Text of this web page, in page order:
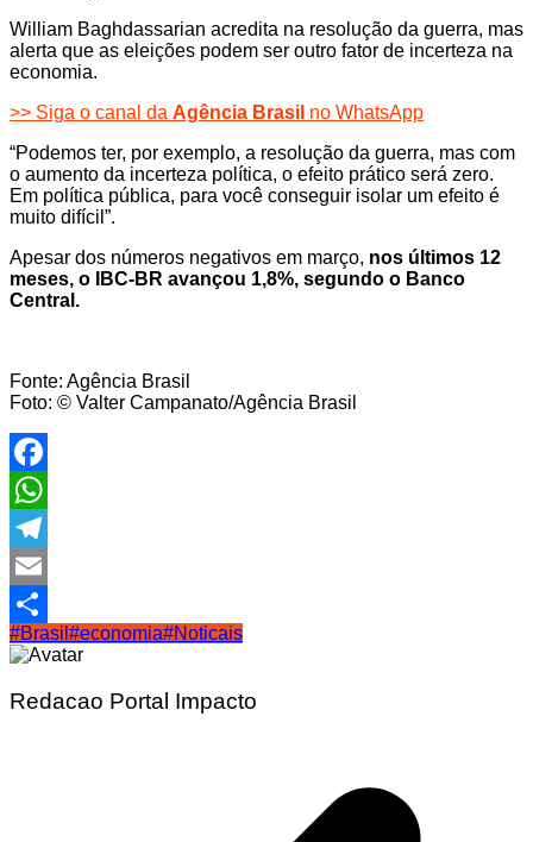
William Baghdassarian acredita na resolução da guerra, mas
alerta que as eleições podem ser outro fator de incerteza na
economia.
>> Siga o canal da Agência Brasil no WhatsApp
“Podemos ter, por exemplo, a resolução da guerra, mas com
o aumento da incerteza política, o efeito prático será zero.
Em política pública, para você conseguir isolar um efeito é
muito difícil”.
Apesar dos números negativos em março, nos últimos 12
meses, o IBC-BR avançou 1,8%, segundo o Banco
Central.
Fonte: Agência Brasil
Foto: © Valter Campanato/Agência Brasil
Facebook
WhatsApp
Telegram
Email
Share
#Brasil #economia#Noticais
Redacao Portal Impacto